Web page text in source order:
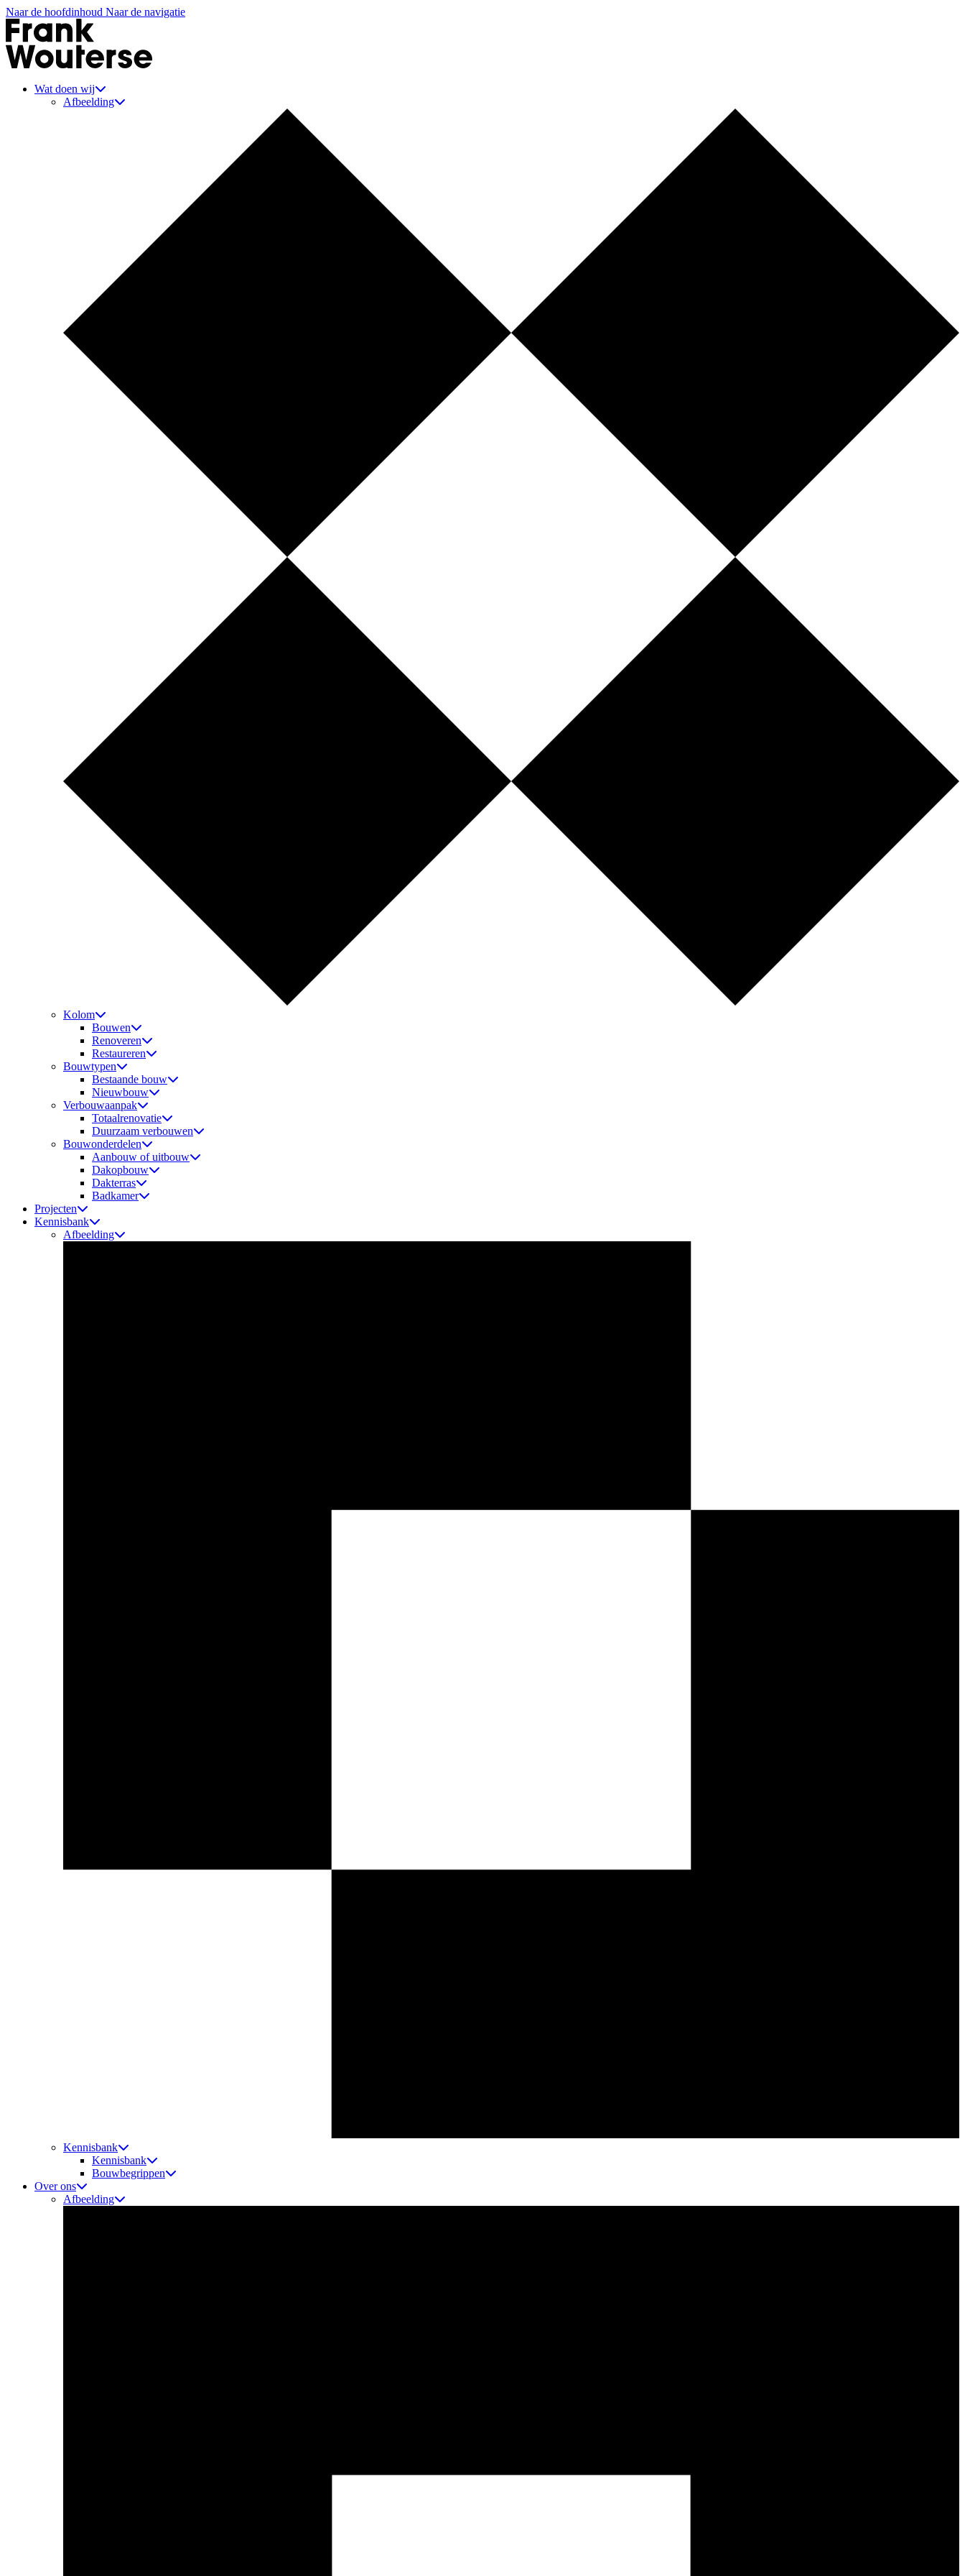
Naar de hoofdinhoud Naar de navigatie
Wat doen wij
Afbeelding
Kolom
Bouwen
Renoveren
Restaureren
Bouwtypen
Bestaande bouw
Nieuwbouw
Verbouwaanpak
Totaalrenovatie
Duurzaam verbouwen
Bouwonderdelen
Aanbouw of uitbouw
Dakopbouw
Dakterras
Badkamer
Projecten
Kennisbank
Afbeelding
Kennisbank
Kennisbank
Bouwbegrippen
Over ons
Afbeelding